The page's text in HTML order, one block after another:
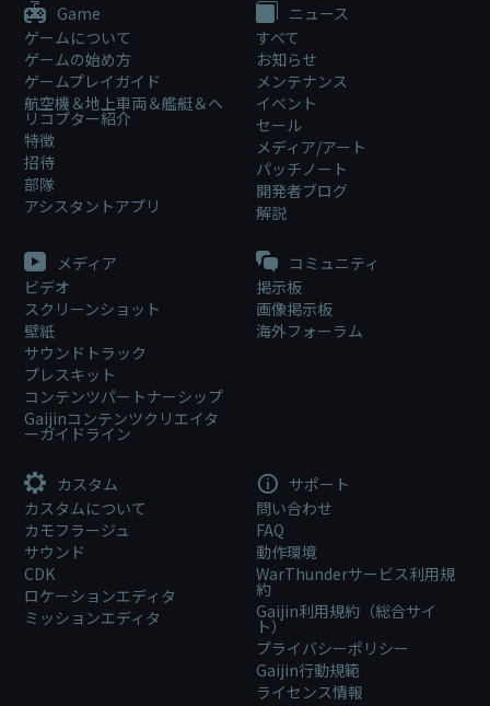
Game
ゲームについて
ゲームの始め方
ゲームプレイガイド
航空機＆地上車両＆艦艇＆ヘ
リコプター紹介
特徴
招待
部隊
アシスタントアプリ
ニュース
すべて
お知らせ
メンテナンス
イベント
セール
メディア/アート
パッチノート
開発者ブログ
解説
メディア
ビデオ
スクリーンショット
壁紙
サウンドトラック
プレスキット
コンテンツパートナーシップ
Gaijinコンテンツクリエイタ
ーガイドライン
コミュニティ
掲示板
画像掲示板
海外フォーラム
カスタム
カスタムについて
カモフラージュ
サウンド
CDK
ロケーションエディタ
ミッションエディタ
サポート
問い合わせ
FAQ
動作環境
WarThunderサービス利用規
約
Gaijin利用規約（総合サイ
ト）
プライバシーポリシー
Gaijin行動規範
ライセンス情報